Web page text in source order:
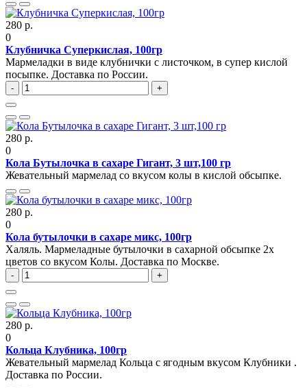
280 р.
0
Клубничка Суперкислая, 100гр
Мармеладки в виде клубнички с листочком, в супер кислой
посыпке. Доставка по России.
- +
280 р.
0
Кола Бутылочка в сахаре Гигант, 3 шт,100 гр
Жевательный мармелад со вкусом колы в кислой обсыпке.
280 р.
0
Кола бутылочки в сахаре микс, 100гр
Халяль. Мармеладные бутылочки в сахарной обсыпке 2х
цветов со вкусом Колы. Доставка по Москве.
- +
280 р.
0
Кольца Клубника, 100гр
Жевательный мармелад Кольца с ягодным вкусом Клубники .
Доставка по России.